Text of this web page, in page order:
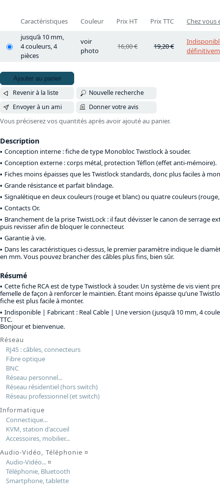
Caractéristiques Couleur Prix HT Prix TTC
Chez vous
jusqu’à 10 mm,
4 couleurs, 4
pièces
voir
photo
16,00 € 19,20 €
Ajouter au panier
Revenir à la liste
Nouvelle recherche
Envoyer à un ami
Donner votre avis
Vous préciserez vos quantités après avoir ajouté au panier.
Description
Conception interne : fiche de type Monobloc Twistlock à souder.
Conception externe : corps métal, protection Téflon (effet anti-mémoire).
Fiches moins épaisses que les Twistlock standards, donc plus faciles à
Grande résistance et parfait blindage.
Signalétique en deux couleurs (rouge et blanc) ou quatre couleurs
Contacts Or.
Branchement de la prise TwistLock : il faut dévisser le canon de serrage
puis revisser afin de bloquer le connecteur.
Garantie à vie.
Dans les caractéristiques ci-dessus, le premier paramètre indique le
en mm. Vous pouvez brancher des câbles plus fins, bien sûr.
Résumé
Cette fiche RCA est de type Twistlock à souder. Un système de vis vient
femelle de façon à renforcer le maintien. Étant moins épaisse qu’une
fiche est plus facile à monter.
Indisponible | Fabricant : Real Cable | Une version (jusqu’à 10 mm, 4
TTC.
Bonjour et bienvenue.
Réseau
RJ45 : câbles, connecteurs
Fibre optique
BNC
Réseau personnel...
Réseau résidentiel (hors switch)
Réseau professionnel (et switch)
Informatique
Connectique...
KVM, station d'accueil
Accessoires, mobilier...
Audio-Vidéo, Téléphonie ¤
Audio-Vidéo...¤
Téléphonie, Bluetooth
Smartphone, tablette